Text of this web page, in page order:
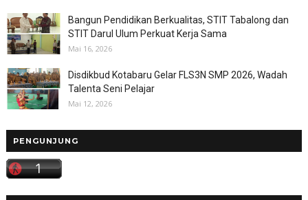
Bangun Pendidikan Berkualitas, STIT Tabalong dan
STIT Darul Ulum Perkuat Kerja Sama
Mai 16, 2026
Disdikbud Kotabaru Gelar FLS3N SMP 2026, Wadah
Talenta Seni Pelajar
Mai 12, 2026
PENGUNJUNG